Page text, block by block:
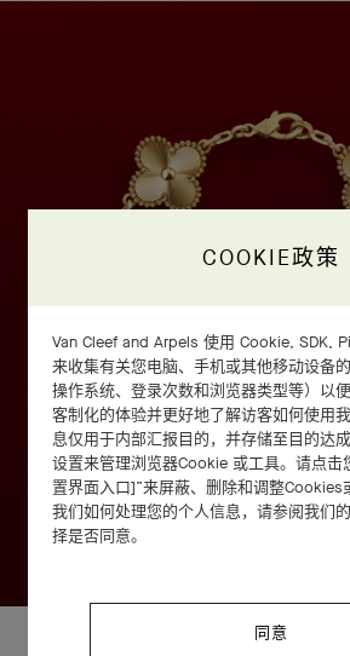
COOKIE政策
Van Cleef and Arpels 使用 Cookie, SDK,
来收集有关您电脑、手机或其他移动设备的
操作系统、登录次数和浏览器类型等）以
客制化的体验并更好地了解访客如何使用
息仅用于内部汇报目的，并存储至目的达
设置来管理浏览器Cookie 或工具。请点击
置界面入口]”来屏蔽、删除和调整Cookies
我们如何处理您的个人信息，请参阅我们
择是否同意。
同意